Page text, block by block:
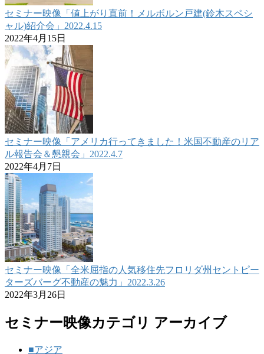
セミナー映像「値上がり直前！メルボルン戸建(鈴木スペシ
ャル)紹介会」2022.4.15
2022年4月15日
セミナー映像「アメリカ行ってきました！米国不動産のリア
ル報告会＆懇親会」2022.4.7
2022年4月7日
セミナー映像「全米屈指の人気移住先フロリダ州セントピー
ターズバーグ不動産の魅力」2022.3.26
2022年3月26日
セミナー映像カテゴリ アーカイブ
■アジア